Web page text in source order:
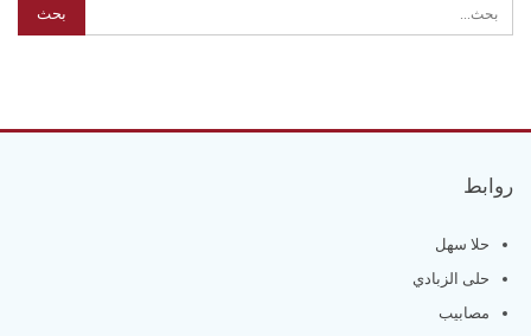
روابط
حلا سهل
حلى الزبادي
مصابيب